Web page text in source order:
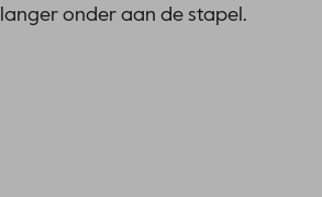
onder aan de stapel.